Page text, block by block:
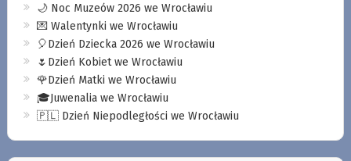
🌙 Noc Muzeów 2026 we Wrocławiu
💌 Walentynki we Wrocławiu
🎈Dzień Dziecka 2026 we Wrocławiu
🌷Dzień Kobiet we Wrocławiu
🌹Dzień Matki we Wrocławiu
🎓Juwenalia we Wrocławiu
🇵🇱 Dzień Niepodległości we Wrocławiu